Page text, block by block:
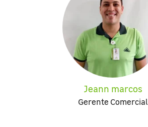
Jeann marcos
Gerente Comercial